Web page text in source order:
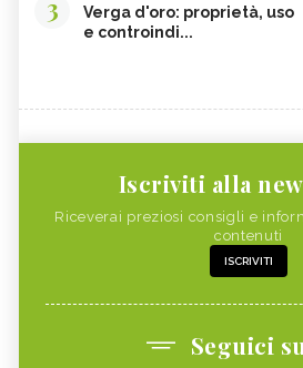
3
Verga d'oro: proprietà, uso
e controindi...
Iscriviti alla
Riceverai preziosi consigli e
contenuti
ISCRIVITI
Seguici su